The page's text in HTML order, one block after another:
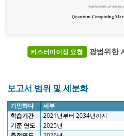
커스터마이징 요청 광범위한
보고서 범위 및 세분화
기인하다
세부
학습기간
2021년부터 2034년까지
기준 연도
2025년